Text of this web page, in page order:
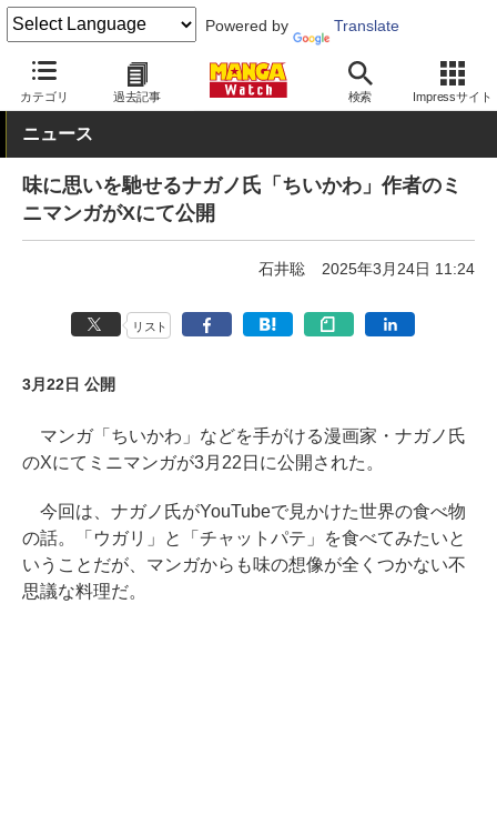
Powered by Translate
カテゴリ 過去記事 検索 Impressサイト
MANGA Watch 漫画家
ニュース
味に思いを馳せるナガノ氏「ちいかわ」作者のミ
ニマンガがXにて公開
石井聡 2025年3月24日 11:24
リスト
3月22日 公開
マンガ「ちいかわ」などを手がける漫画家・ナガノ氏
のXにてミニマンガが3月22日に公開された。
今回は、ナガノ氏がYouTubeで見かけた世界の食べ物
の話。「ウガリ」と「チャットパテ」を食べてみたいと
いうことだが、マンガからも味の想像が全くつかない不
思議な料理だ。